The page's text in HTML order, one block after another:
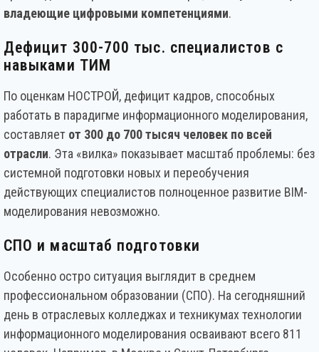
владеющие цифровыми компетенциями.
Дефицит 300-700 тыс. специалистов с
навыками ТИМ
По оценкам НОСТРОЙ, дефицит кадров, способных
работать в парадигме информационного моделирования,
составляет от 300 до 700 тысяч человек по всей
отрасли. Эта «вилка» показывает масштаб проблемы: без
системной подготовки новых и переобучения
действующих специалистов полноценное развитие BIM-
моделирования невозможно.
СПО и масштаб подготовки
Особенно остро ситуация выглядит в среднем
профессиональном образовании (СПО). На сегодняшний
день в отраслевых колледжах и техникумах технологии
информационного моделирования осваивают всего 811